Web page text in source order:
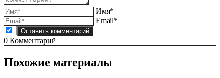
Имя*
Email*
0 Комментарий
Похожие материалы